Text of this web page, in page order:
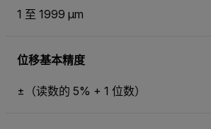
1 至 1999 µm
位移基本精度
±（读数的 5% + 1 位数）